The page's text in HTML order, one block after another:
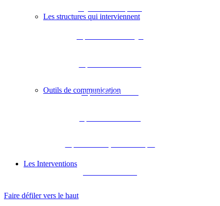
Les structures qui interviennent
Outils de communication
Les Interventions
Département des Landes
Faire défiler vers le haut